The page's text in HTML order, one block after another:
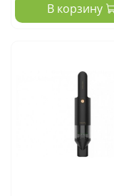
В корзину